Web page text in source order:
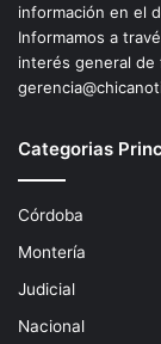
información en el
Informamos a
interés general de
Categorias
Córdoba
Montería
Judicial
Nacional